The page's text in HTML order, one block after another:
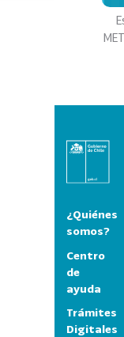
¿Quiénes
somos?
Centro
de
ayuda
Trámites
Digitales